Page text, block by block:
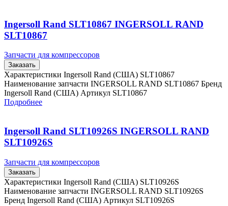
Ingersoll Rand SLT10867 INGERSOLL RAND
SLT10867
Запчасти для компрессоров
Заказать
Характеристики Ingersoll Rand (США) SLT10867
Наименование запчасти INGERSOLL RAND SLT10867 Бренд
Ingersoll Rand (США) Артикул SLT10867
Подробнее
Ingersoll Rand SLT10926S INGERSOLL RAND
SLT10926S
Запчасти для компрессоров
Заказать
Характеристики Ingersoll Rand (США) SLT10926S
Наименование запчасти INGERSOLL RAND SLT10926S
Бренд Ingersoll Rand (США) Артикул SLT10926S